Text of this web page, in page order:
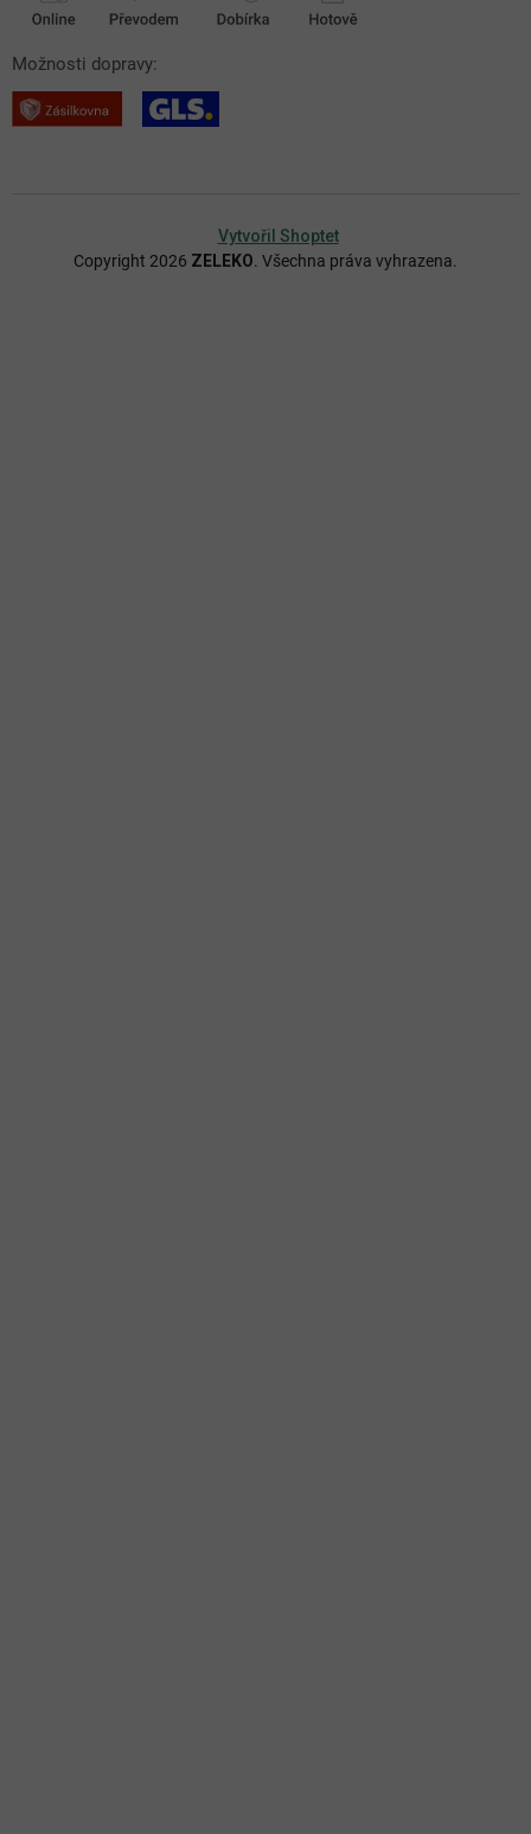
Možnosti dopravy:
Vytvořil Shoptet
Copyright 2026 ZELEKO. Všechna práva vyhrazena.